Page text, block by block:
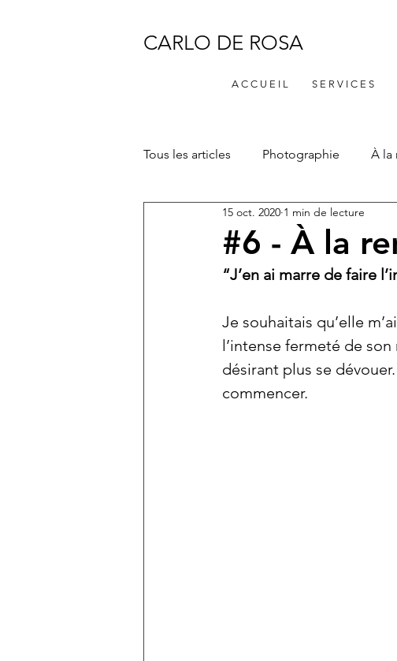
A C C U E I L S E R V I C E S
CARLO DE ROSA
Tous les articles Photographie À la
#6 - À la
15 oct. 2020 1 min de lecture
“J’en ai marre de faire
Je souhaitais qu’elle
l’intense fermeté de
désirant plus se dévouer.
commencer.